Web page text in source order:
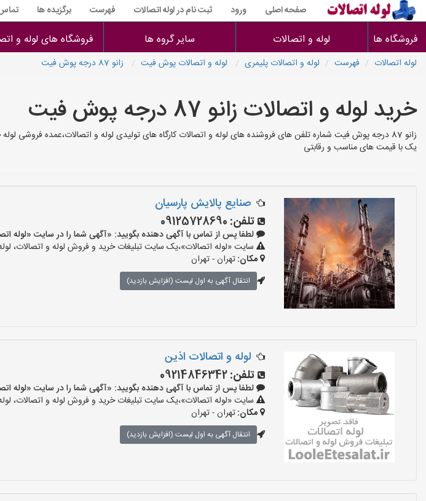
صفحه اصلی ورود ثبت نام در لوله اتصالات فهرست برگزیده ها
فروشگاه ها لوله و اتصالات سایر گروه ها فروشگاه های لوله و
لوله اتصالات فهرست لوله و اتصالات پلیمری لوله و اتصالات پوش فیت زانو 87 درجه پوش فیت
خرید لوله و اتصالات زانو 87 درجه پوش فیت
یک با قیمت های مناسب و رقابتی
صنایع پالایش پارسیان
تلفن: 09125728690
لطفا پس از تماس با آگهی دهنده بگویید: «آگهی شما را در سایت «لوله اتصالات» دیده
سایت «لوله اتصالات»،یک سایت تبلیغات خرید و فروش لوله و اتصالات،
مکان:تهران - تهران
انتقال آگهی به اول لیست (افزایش بازدید)
لوله و اتصالات اذین
تلفن:09214846342
لطفا پس از تماس با آگهی دهنده بگویید: «آگهی شما را در سایت «لوله اتصالات» دیده
سایت «لوله اتصالات»،یک سایت تبلیغات خرید و فروش لوله و اتصالات،
مکان:تهران - تهران
انتقال آگهی به اول لیست (افزایش بازدید)